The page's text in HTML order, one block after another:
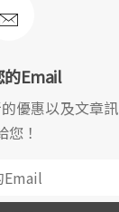
的Email
優惠以及文章訊
您！